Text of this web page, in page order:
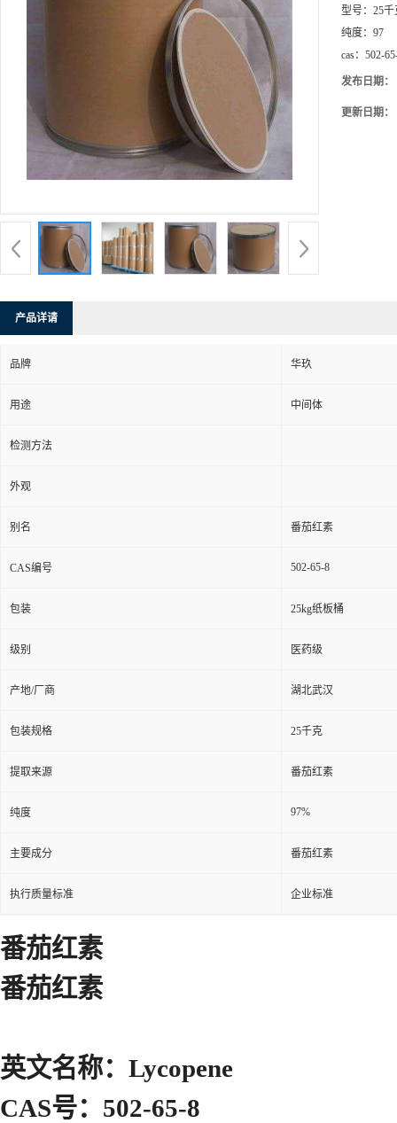
型号： 25千
纯度： 97
cas： 502-
发布日期：
更新日期：
产品详请
品牌 华玖
用途 中间体
检测方法
外观
别名 番茄红素
CAS编号 502-65-8
包装 25kg纸板桶
级别 医药级
产地/厂商 湖北武汉
包装规格 25千克
提取来源 番茄红素
纯度 97%
主要成分 番茄红素
执行质量标准 企业标准
番茄红素
番茄红素
英文名称：Lycopene
CAS号：502-65-8